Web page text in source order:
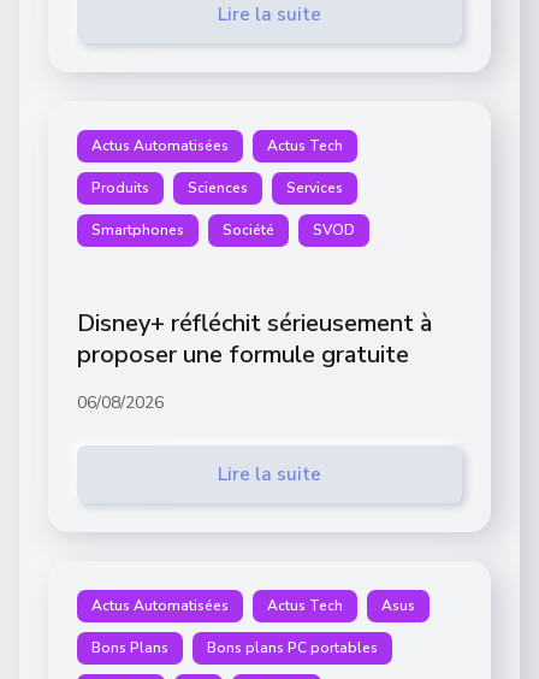
Lire la suite
Actus Automatisées Actus Tech
Produits Sciences Services
Smartphones Société SVOD
Disney+ réfléchit sérieusement à
proposer une formule gratuite
06/08/2026
Lire la suite
Actus Automatisées Actus Tech Asus
Bons Plans Bons plans PC portables